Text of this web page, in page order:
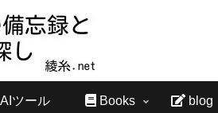
ツール Books blog